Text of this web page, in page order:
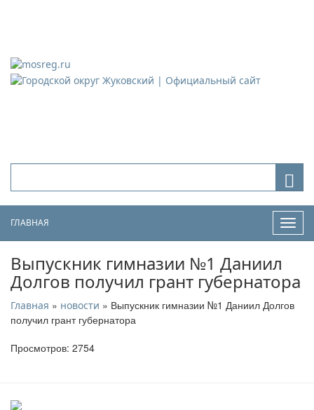
ГЛАВНАЯ
Выпускник гимназии №1 Даниил
Долгов получил грант губернатора
Главная » новости » Выпускник гимназии №1 Даниил Долгов
получил грант губернатора
Просмотров: 2754